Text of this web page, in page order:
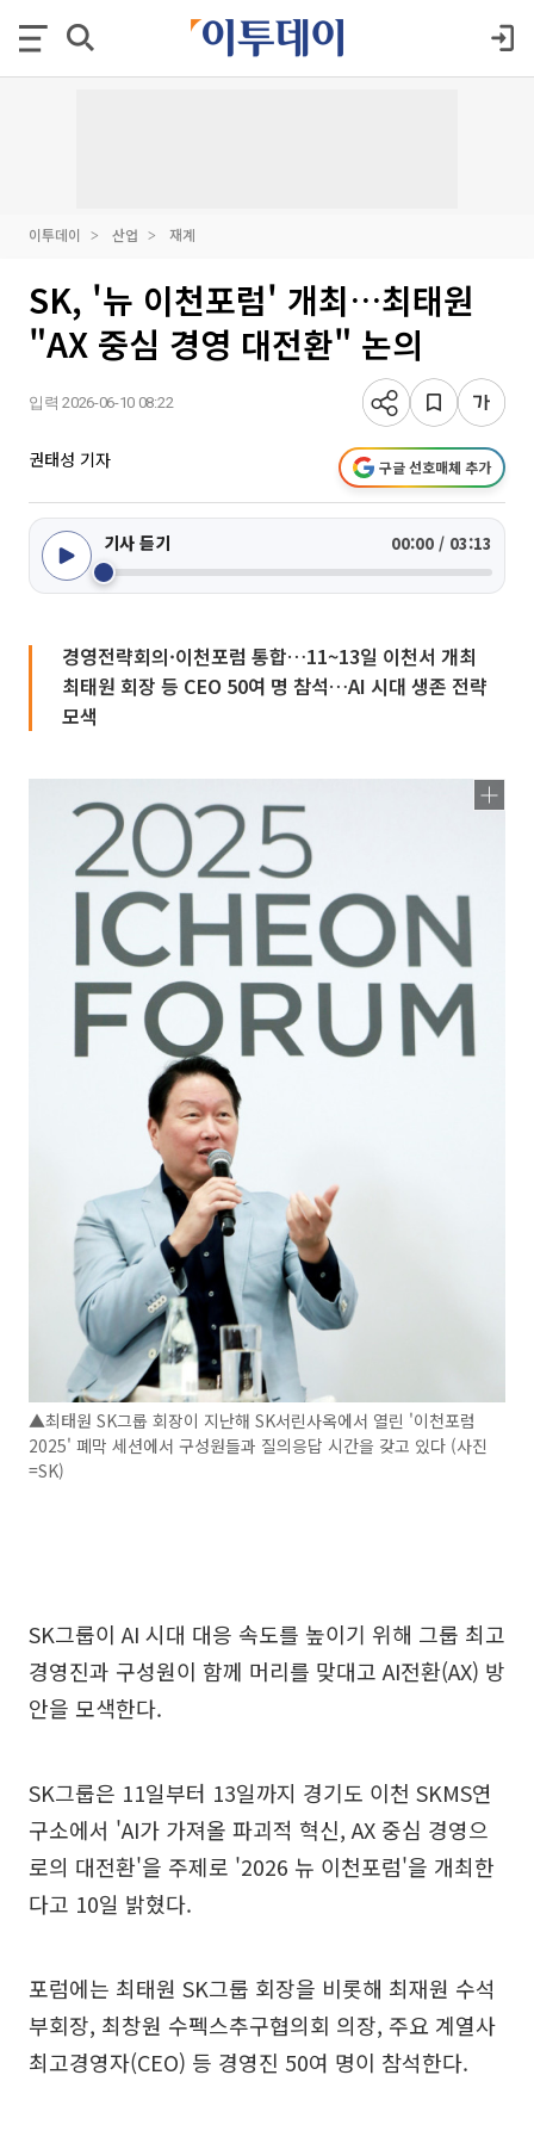
이투데이 산업 재계
SK, '뉴 이천포럼' 개최…최태원
"AX 중심 경영 대전환" 논의
입력 2026-06-10 08:22
권태성 기자 구글 선호매체 추가
기사 듣기 00:00 / 03:13
경영전략회의·이천포럼 통합…11~13일 이천서 개최
최태원 회장 등 CEO 50여 명 참석…AI 시대 생존 전략
모색
▲최태원 SK그룹 회장이 지난해 SK서린사옥에서 열린 '이천포럼
2025' 폐막 세션에서 구성원들과 질의응답 시간을 갖고 있다 (사진
=SK)
SK그룹이 AI 시대 대응 속도를 높이기 위해 그룹 최고
경영진과 구성원이 함께 머리를 맞대고 AI전환(AX) 방
안을 모색한다.
SK그룹은 11일부터 13일까지 경기도 이천 SKMS연
구소에서 'AI가 가져올 파괴적 혁신, AX 중심 경영으
로의 대전환'을 주제로 '2026 뉴 이천포럼'을 개최한
다고 10일 밝혔다.
포럼에는 최태원 SK그룹 회장을 비롯해 최재원 수석
부회장, 최창원 수펙스추구협의회 의장, 주요 계열사
최고경영자(CEO) 등 경영진 50여 명이 참석한다.